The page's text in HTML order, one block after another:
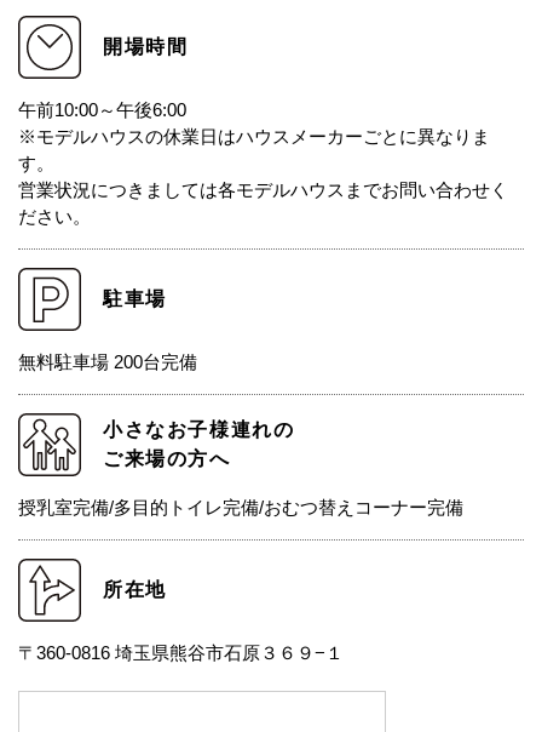
開場時間
午前10:00～午後6:00
※モデルハウスの休業日はハウスメーカーごとに異なりま
す。
営業状況につきましては各モデルハウスまでお問い合わせく
ださい。
駐車場
無料駐車場 200台完備
小さなお子様連れの
ご来場の方へ
授乳室完備/多目的トイレ完備/おむつ替えコーナー完備
所在地
〒360-0816 埼玉県熊谷市石原３６９−１